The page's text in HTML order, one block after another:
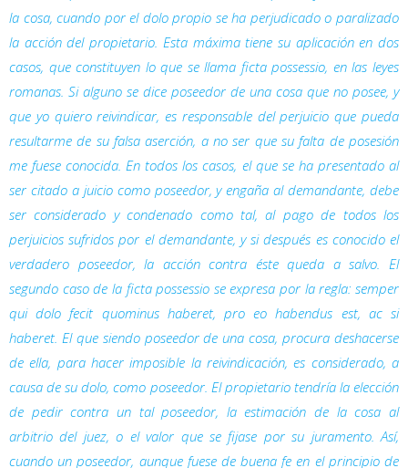
la cosa, cuando por el dolo propio se ha perjudicado o paralizado
la acción del propietario. Esta máxima tiene su aplicación en dos
casos, que constituyen lo que se llama ficta possessio, en las leyes
romanas. Si alguno se dice poseedor de una cosa que no posee, y
que yo quiero reivindicar, es responsable del perjuicio que pueda
resultarme de su falsa aserción, a no ser que su falta de posesión
me fuese conocida. En todos los casos, el que se ha presentado al
ser citado a juicio como poseedor, y engaña al demandante, debe
ser considerado y condenado como tal, al pago de todos los
perjuicios sufridos por el demandante, y si después es conocido el
verdadero poseedor, la acción contra éste queda a salvo. El
segundo caso de la ficta possessio se expresa por la regla:semper
qui dolo fecit quominus haberet, pro eo habendus est, ac si
haberet . El que siendo poseedor de una cosa, procura deshacerse
de ella, para hacer imposible la reivindicación, es considerado, a
causa de su dolo, como poseedor. El propietario tendría la elección
de pedir contra un tal poseedor, la estimación de la cosa al
arbitrio del juez, o el valor que se fijase por su juramento. Así,
cuando un poseedor, aunque fuese de buena fe en el principio de